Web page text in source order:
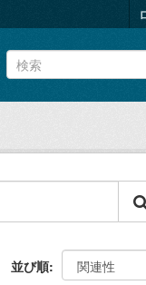
並び順